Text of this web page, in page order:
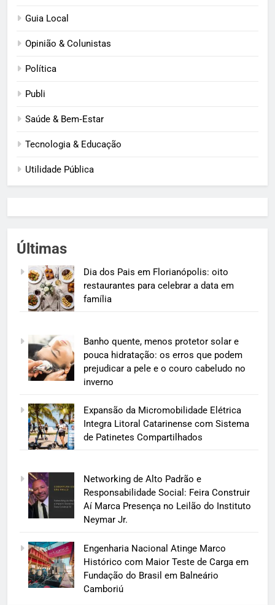
Guia Local
Opinião & Colunistas
Política
Publi
Saúde & Bem‑Estar
Tecnologia & Educação
Utilidade Pública
Últimas
Dia dos Pais em Florianópolis: oito
restaurantes para celebrar a data em
família
Banho quente, menos protetor solar e
pouca hidratação: os erros que podem
prejudicar a pele e o couro cabeludo no
inverno
Expansão da Micromobilidade Elétrica
Integra Litoral Catarinense com Sistema
de Patinetes Compartilhados
Networking de Alto Padrão e
Responsabilidade Social: Feira Construir
Aí Marca Presença no Leilão do Instituto
Neymar Jr.
Engenharia Nacional Atinge Marco
Histórico com Maior Teste de Carga em
Fundação do Brasil em Balneário
Camboriú